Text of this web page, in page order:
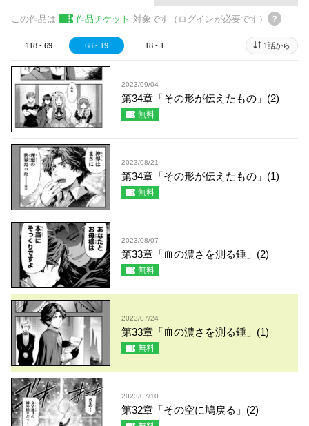
この作品は 作品チケット 対象です（ログインが必要です）
118 - 69 68 - 19 18 - 1 1話から
2023/09/04
第34章「その形が伝えたもの」(2)
無料
2023/08/21
第34章「その形が伝えたもの」(1)
無料
2023/08/07
第33章「血の濃さを測る錘」(2)
無料
2023/07/24
第33章「血の濃さを測る錘」(1)
無料
2023/07/10
第32章「その空に鳩戻る」(2)